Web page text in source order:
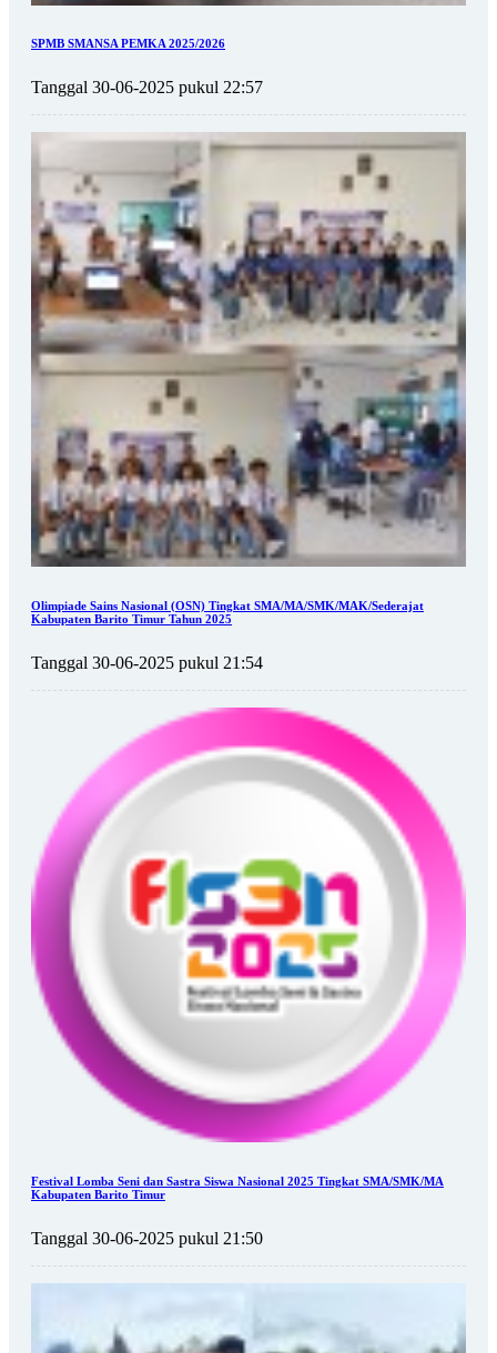
SPMB SMANSA PEMKA 2025/2026
Tanggal 30-06-2025 pukul 22:57
Olimpiade Sains Nasional (OSN) Tingkat SMA/MA/SMK/MAK/Sederajat
Kabupaten Barito Timur Tahun 2025
Tanggal 30-06-2025 pukul 21:54
Festival Lomba Seni dan Sastra Siswa Nasional 2025 Tingkat SMA/SMK/MA
Kabupaten Barito Timur
Tanggal 30-06-2025 pukul 21:50